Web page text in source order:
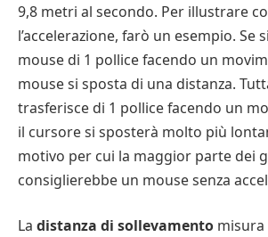
9,8 metri al secondo. Per illustrare
l’accelerazione, farò un esempio. Se
mouse di 1 pollice facendo un
mouse si sposta di una distanza.
trasferisce di 1 pollice facendo un
il cursore si sposterà molto più
motivo per cui la maggior parte dei
consiglierebbe un mouse senza
La distanza di sollevamento